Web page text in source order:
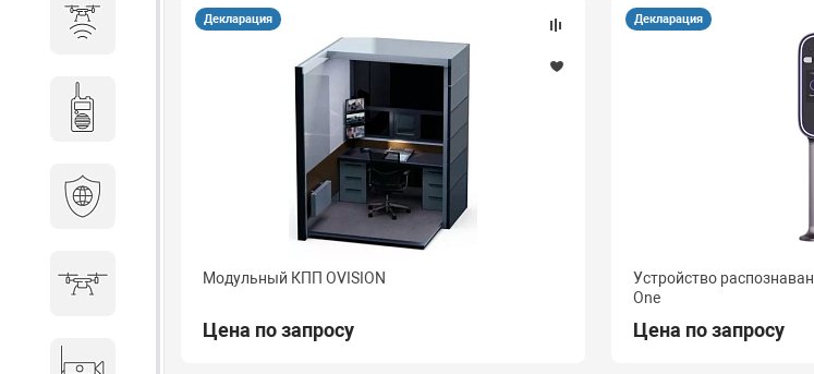
Защита от БПЛА
Декларация
Модульный КПП OVISION
Цена по запросу
Декларация
Устройство
One
Цена по запросу